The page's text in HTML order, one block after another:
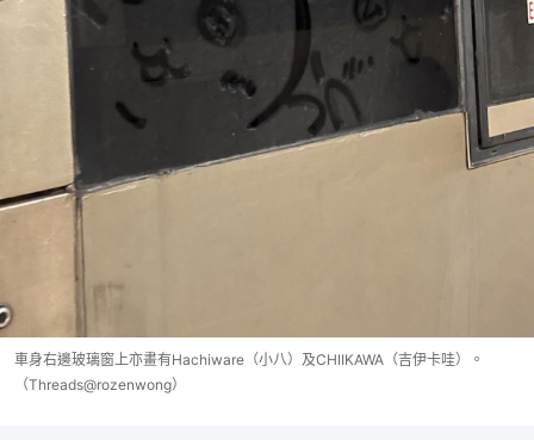
車身右邊玻璃窗上亦畫有Hachiware（小八）及CHIIKAWA（吉伊卡哇）。
（Threads@rozenwong）